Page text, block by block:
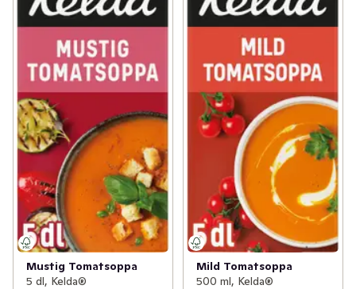
Mustig Tomatsoppa
5 dl, Kelda®
Mild Tomatsoppa
500 ml, Kelda®